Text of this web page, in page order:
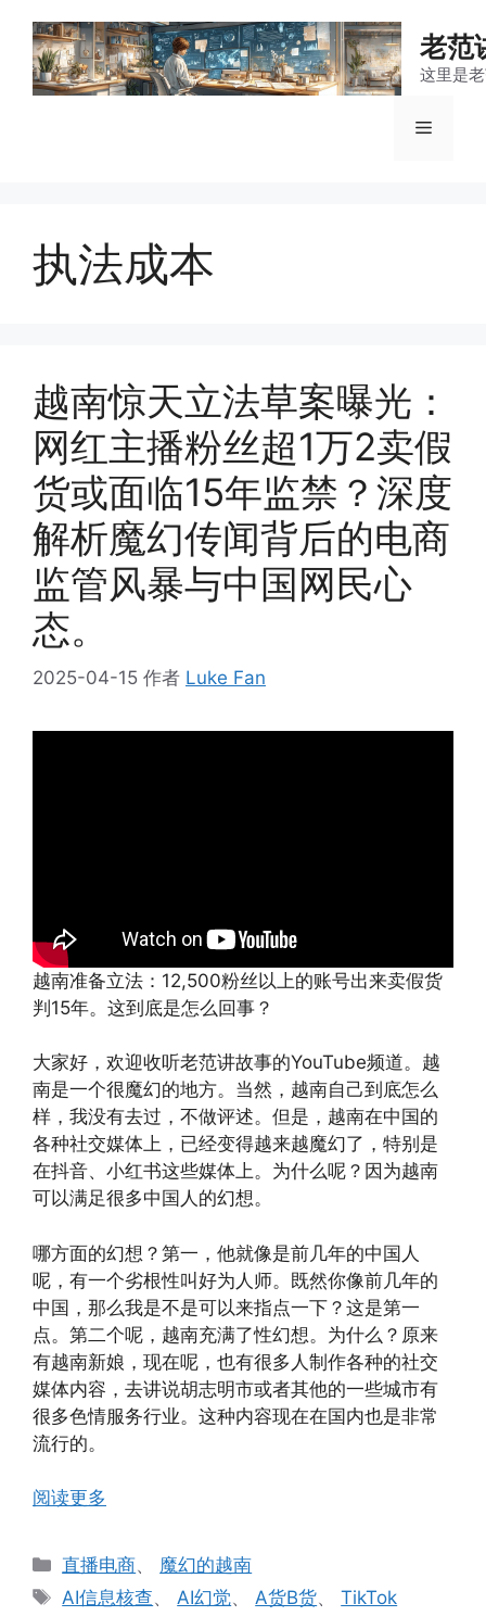
老范
这里是
菜
执法成本
越南惊天立法草案曝光：
网红主播粉丝超1万2卖假
货或面临15年监禁？深度
解析魔幻传闻背后的电商
监管风暴与中国网民心
态。
2025-04-15 作者 Luke Fan
越南准备立法：12,500粉丝以上的账号出来卖假货
判15年。这到底是怎么回事？
大家好，欢迎收听老范讲故事的YouTube频道。越
南是一个很魔幻的地方。当然，越南自己到底怎么
样，我没有去过，不做评述。但是，越南在中国的
各种社交媒体上，已经变得越来越魔幻了，特别是
在抖音、小红书这些媒体上。为什么呢？因为越南
可以满足很多中国人的幻想。
哪方面的幻想？第一，他就像是前几年的中国人
呢，有一个劣根性叫好为人师。既然你像前几年的
中国，那么我是不是可以来指点一下？这是第一
点。第二个呢，越南充满了性幻想。为什么？原来
有越南新娘，现在呢，也有很多人制作各种的社交
媒体内容，去讲说胡志明市或者其他的一些城市有
很多色情服务行业。这种内容现在在国内也是非常
流行的。
阅读更多
分
类
直播电商、 魔幻的越南
标
AI信息核查、AI幻觉、A货B货、TikTok